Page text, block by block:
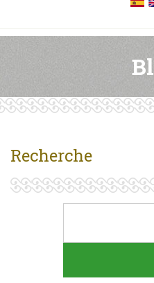
Recherche